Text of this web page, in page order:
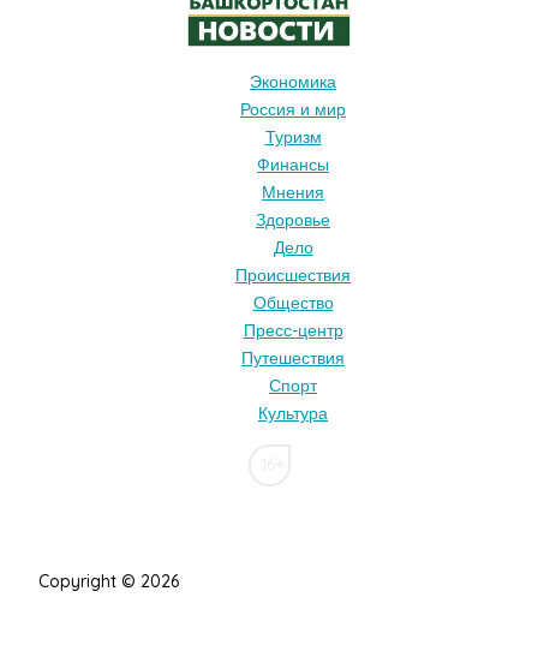
Экономика
Россия и мир
Туризм
Финансы
Мнения
Здоровье
Дело
Происшествия
Общество
Пресс-центр
Путешествия
Спорт
Культура
Copyright © 2026